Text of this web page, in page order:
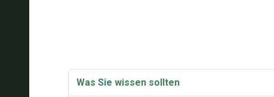
Was Sie wissen sollten